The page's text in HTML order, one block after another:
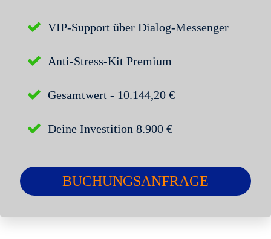
VIP-Support über Dialog-Messenger
Anti-Stress-Kit Premium
Gesamtwert - 10.144,20 €
Deine Investition 8.900 €
BUCHUNGSANFRAGE